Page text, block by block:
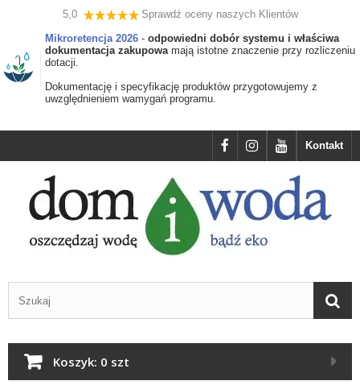
5,0
Sprawdź oceny naszych Klientów
Mikroretencja 2026 - odpowiedni dobór systemu i właściwa
dokumentacja zakupowamają istotne znaczenie przy rozliczeniu
dotacji.
Dokumentację i specyfikację produktów przygotowujemy z
uwzględnieniem wamygań programu.
Kontakt
Koszyk: 0 szt